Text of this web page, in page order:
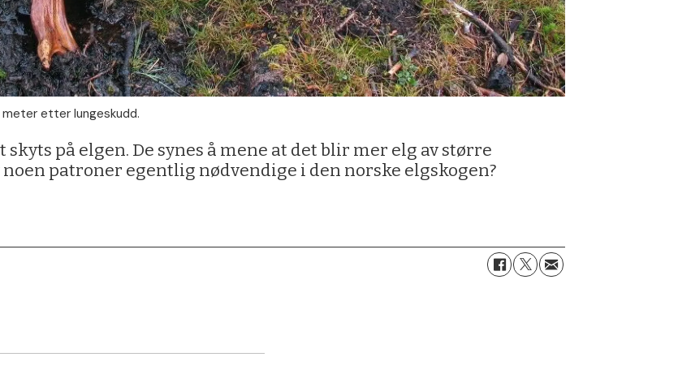
meter etter lungeskudd.
på elgen. De synes å mene at det blir mer elg av større
patroner egentlig nødvendige i den norske elgskogen?